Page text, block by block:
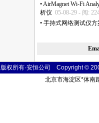
•AirMagnet Wi-Fi
析仪 05-08-29 - 阅:
• 手持式网络测试仪方
版权所有·安恒公司 Copyright ©
北京市海淀区*体南